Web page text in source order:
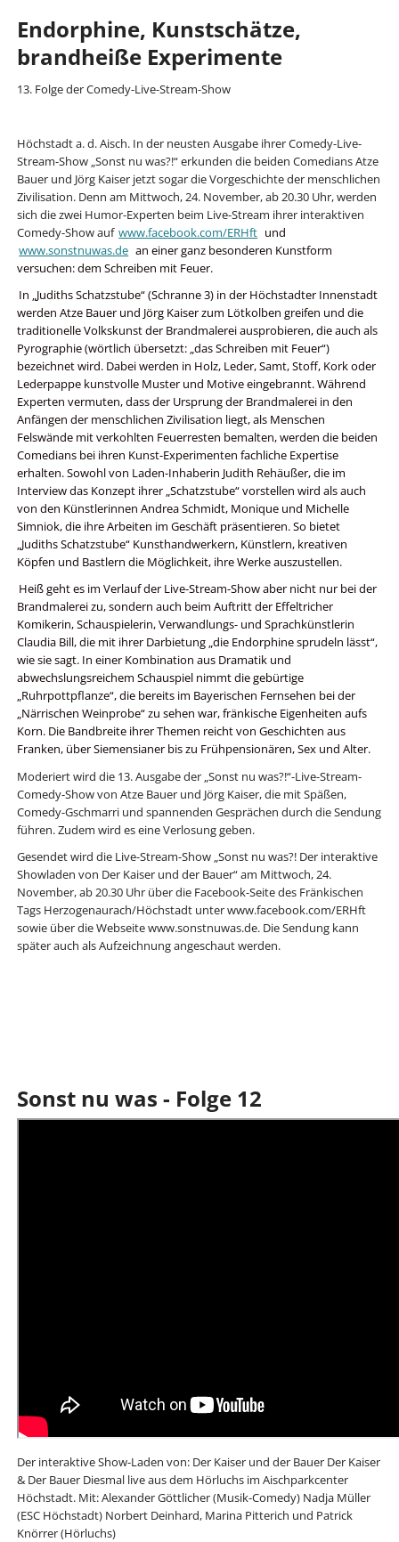
Endorphine, Kunstschätze,
brandheiße Experimente
13. Folge der Comedy-Live-Stream-Show
Höchstadt a. d. Aisch. In der neusten Ausgabe ihrer Comedy-Live-
Stream-Show „Sonst nu was?!“ erkunden die beiden Comedians Atze
Bauer und Jörg Kaiser jetzt sogar die Vorgeschichte der menschlichen
Zivilisation. Denn am Mittwoch, 24. November, ab 20.30 Uhr, werden
sich die zwei Humor-Experten beim Live-Stream ihrer interaktiven
Comedy-Show auf www.facebook.com/ERHft und
www.sonstnuwas.de an einer ganz besonderen Kunstform
versuchen: dem Schreiben mit Feuer.
In „Judiths Schatzstube“ (Schranne 3) in der Höchstadter Innenstadt
werden Atze Bauer und Jörg Kaiser zum Lötkolben greifen und die
traditionelle Volkskunst der Brandmalerei ausprobieren, die auch als
Pyrographie (wörtlich übersetzt: „das Schreiben mit Feuer“)
bezeichnet wird. Dabei werden in Holz, Leder, Samt, Stoff, Kork oder
Lederpappe kunstvolle Muster und Motive eingebrannt. Während
Experten vermuten, dass der Ursprung der Brandmalerei in den
Anfängen der menschlichen Zivilisation liegt, als Menschen
Felswände mit verkohlten Feuerresten bemalten, werden die beiden
Comedians bei ihren Kunst-Experimenten fachliche Expertise
erhalten. Sowohl von Laden-Inhaberin Judith Rehäußer, die im
Interview das Konzept ihrer „Schatzstube“ vorstellen wird als auch
von den Künstlerinnen Andrea Schmidt, Monique und Michelle
Simniok, die ihre Arbeiten im Geschäft präsentieren. So bietet
„Judiths Schatzstube“ Kunsthandwerkern, Künstlern, kreativen
Köpfen und Bastlern die Möglichkeit, ihre Werke auszustellen.
Heiß geht es im Verlauf der Live-Stream-Show aber nicht nur bei der
Brandmalerei zu, sondern auch beim Auftritt der Effeltricher
Komikerin, Schauspielerin, Verwandlungs- und Sprachkünstlerin
Claudia Bill, die mit ihrer Darbietung „die Endorphine sprudeln lässt“,
wie sie sagt. In einer Kombination aus Dramatik und
abwechslungsreichem Schauspiel nimmt die gebürtige
„Ruhrpottpflanze“, die bereits im Bayerischen Fernsehen bei der
„Närrischen Weinprobe“ zu sehen war, fränkische Eigenheiten aufs
Korn. Die Bandbreite ihrer Themen reicht von Geschichten aus
Franken, über Siemensianer bis zu Frühpensionären, Sex und Alter.
Moderiert wird die 13. Ausgabe der „Sonst nu was?!“-Live-Stream-
Comedy-Show von Atze Bauer und Jörg Kaiser, die mit Späßen,
Comedy-Gschmarri und spannenden Gesprächen durch die Sendung
führen. Zudem wird es eine Verlosung geben.
Gesendet wird die Live-Stream-Show „Sonst nu was?! Der interaktive
Showladen von Der Kaiser und der Bauer“ am Mittwoch, 24.
November, ab 20.30 Uhr über die Facebook-Seite des Fränkischen
Tags Herzogenaurach/Höchstadt unter www.facebook.com/ERHft
sowie über die Webseite www.sonstnuwas.de. Die Sendung kann
später auch als Aufzeichnung angeschaut werden.
Sonst nu was - Folge 12
Der interaktive Show-Laden von: Der Kaiser und der Bauer Der Kaiser
& Der Bauer Diesmal live aus dem Hörluchs im Aischparkcenter
Höchstadt. Mit: Alexander Göttlicher (Musik-Comedy) Nadja Müller
(ESC Höchstadt) Norbert Deinhard, Marina Pitterich und Patrick
Knörrer (Hörluchs)